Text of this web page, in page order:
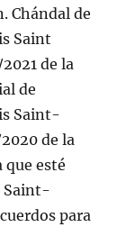
Chándal de
Saint
de la
de
Saint-
de la
que esté
Saint-
para